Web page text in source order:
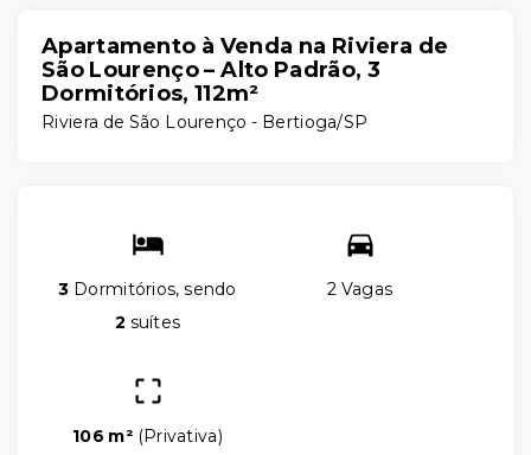
Apartamento à Venda na Riviera de
São Lourenço – Alto Padrão, 3
Dormitórios, 112m²
Riviera de São Lourenço - Bertioga/SP
3 Dormitórios, sendo
2 suítes
2 Vagas
106 m² (Privativa)